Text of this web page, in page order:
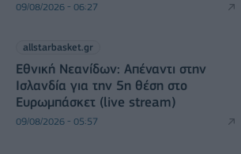
09/08/2026 - 06:27
allstarbasket.gr
Εθνική Νεανίδων: Απέναντι στην
Ισλανδία για την 5η θέση στο
Ευρωμπάσκετ (live stream)
09/08/2026 - 05:57